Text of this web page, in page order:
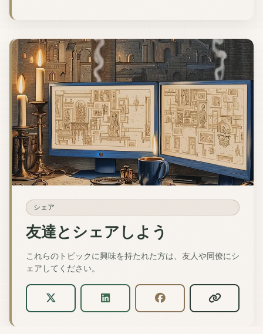
シェア
友達とシェアしよう
これらのトピックに興味を持たれた方は、友人や同僚にシ
ェアしてください。